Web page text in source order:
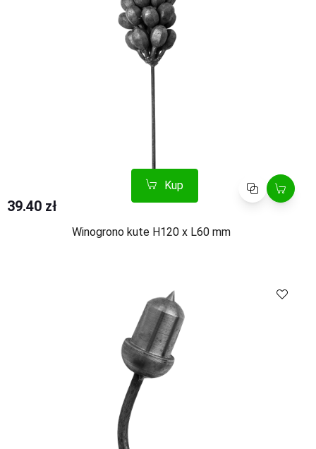
Kup Porównaj
39.40 zł
Winogrono kute H120 x L60 mm